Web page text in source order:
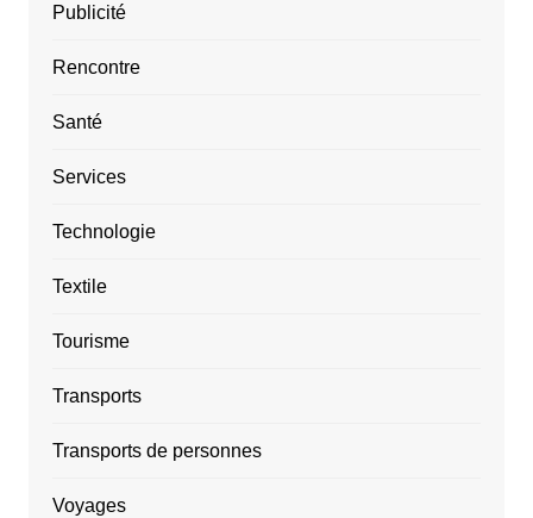
Publicité
Rencontre
Santé
Services
Technologie
Textile
Tourisme
Transports
Transports de personnes
Voyages